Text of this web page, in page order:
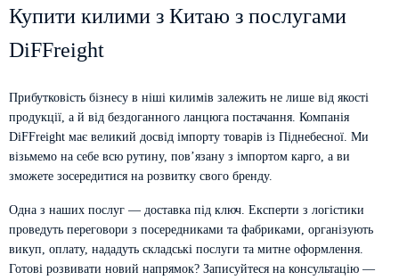
Купити килими з Китаю з послугами
DiFFreight
Прибутковість бізнесу в ніші килимів залежить не лише від якості
продукції, а й від бездоганного ланцюга постачання. Компанія
DiFFreight має великий досвід імпорту товарів із Піднебесної. Ми
візьмемо на себе всю рутину, пов’язану з імпортом карго, а ви
зможете зосередитися на розвитку свого бренду.
Одна з наших послуг — доставка під ключ. Експерти з логістики
проведуть переговори з посередниками та фабриками, організують
викуп, оплату, нададуть складські послуги та митне оформлення.
Готові розвивати новий напрямок? Записуйтеся на консультацію —